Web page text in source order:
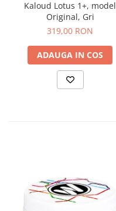
Kaloud Lotus 1+, model
Original, Gri
319,00 RON
ADAUGA IN COS